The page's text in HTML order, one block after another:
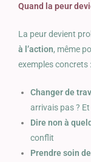
Quand la peur
La peur devient
à l’action, même
exemples concrets :
Changer de
arrivais pas ? Et
Dire non à
conflit
Prendre soin